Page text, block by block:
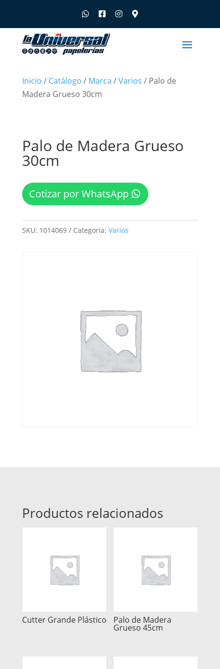
Inicio / Catálogo / Marca /Varios / Palo de
Madera Grueso 30cm
Palo de Madera Grueso
30cm
Cotizar por WhatsApp
SKU: 1014069 Categoría: Varios
Productos relacionados
Cutter Grande Plástico Palo de Madera
Grueso 45cm